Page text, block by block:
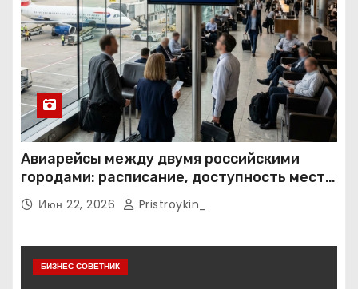
Авиарейсы между двумя российскими
городами: расписание, доступность мест и
тарифные условия
Июн 22, 2026 Pristroykin_
БИЗНЕС СОВЕТНИК